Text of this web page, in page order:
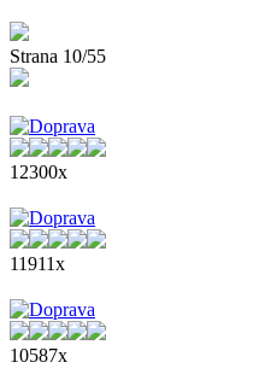
Strana 10/55
12300x
11911x
10587x